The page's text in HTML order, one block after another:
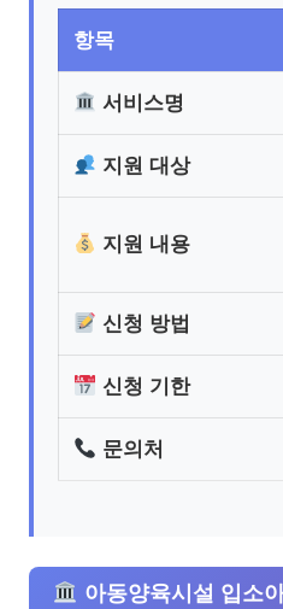
항목
서비스명
지원 대상
지원 내용
신청 방법
신청 기한
문의처
아동양육시설 입소